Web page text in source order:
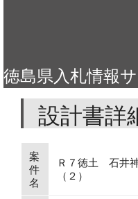
徳島県入札情報
設計書詳
案
件
名
Ｒ７徳土 石井
（２）